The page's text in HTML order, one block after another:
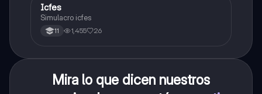
ICFES: Sociales y Ciudadanas
Icfes
Simulacro icfes
11 1,455 26
Mira lo que dicen nuestros